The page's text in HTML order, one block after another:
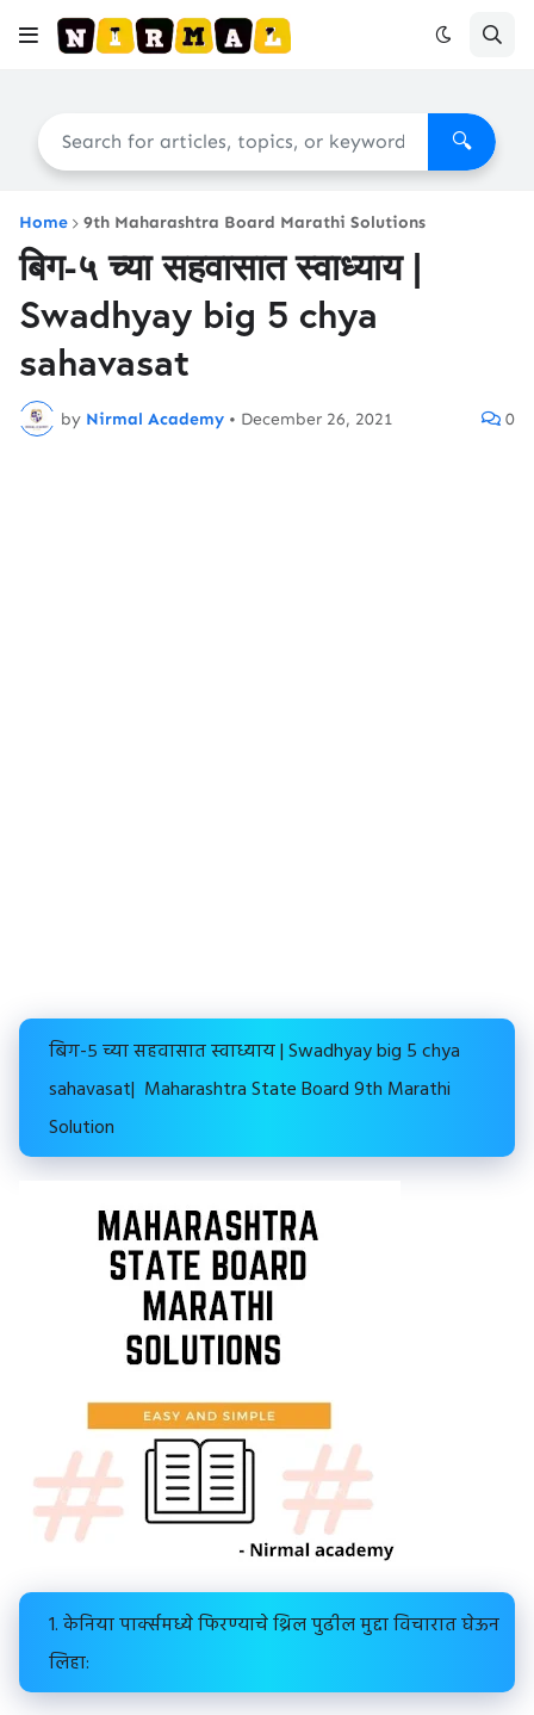
🔍
Home 9th Maharashtra Board Marathi Solutions
बिग-५ च्या सहवासात स्वाध्याय |
Swadhyay big 5 chya
sahavasat
by Nirmal Academy • December 26, 2021 0
बिग-५ च्या सहवासात स्वाध्याय | Swadhyay big 5 chya
sahavasat| Maharashtra State Board 9th Marathi
Solution
1. केनिया पार्क्समध्ये फिरण्याचे थ्रिल पुढील मुद्दा विचारात घेऊन
लिहा: